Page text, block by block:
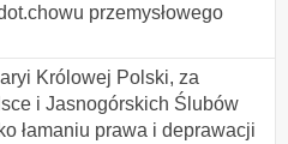
przemysłowego
Królowej Polski, za
i Jasnogórskich Ślubów
łamaniu prawa i deprawacji